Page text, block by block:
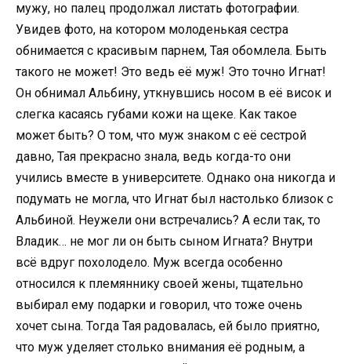
мужу, но палец продолжал листать фотографии.
Увидев фото, на котором молоденькая сестра
обнимается с красивым парнем, Тая обомлела. Быть
такого не может! Это ведь её муж! Это точно Игнат!
Он обнимал Альбину, уткнувшись носом в её висок и
слегка касаясь губами кожи на щеке. Как такое
может быть? О том, что муж знаком с её сестрой
давно, Тая прекрасно знала, ведь когда-то они
учились вместе в университете. Однако она никогда и
подумать не могла, что Игнат был настолько близок с
Альбиной. Неужели они встречались? А если так, то
Владик… не мог ли он быть сыном Игната? Внутри
всё вдруг похолодело. Муж всегда особенно
относился к племяннику своей жены, тщательно
выбирал ему подарки и говорил, что тоже очень
хочет сына. Тогда Тая радовалась, ей было приятно,
что муж уделяет столько внимания её родным, а